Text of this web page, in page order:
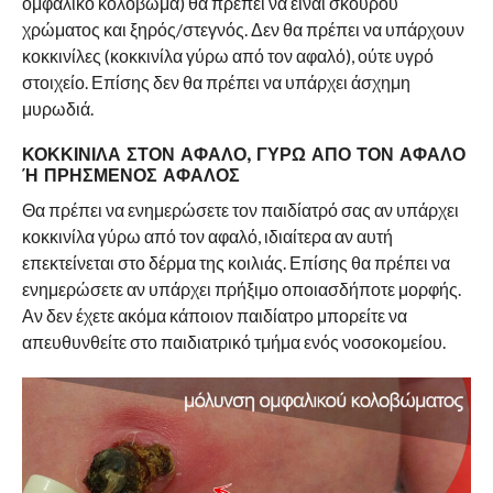
χρώματος και ξηρός/στεγνός. Δεν θα πρέπει να υπάρχουν
κοκκινίλες (κοκκινίλα γύρω από τον αφαλό), ούτε υγρό
στοιχείο. Επίσης δεν θα πρέπει να υπάρχει άσχημη
μυρωδιά.
ΚΟΚΚΙΝΙΛΑ ΣΤΟΝ ΑΦΑΛΟ, ΓΥΡΩ ΑΠΟ ΤΟΝ ΑΦΑΛΟ
Ή ΠΡΗΣΜΕΝΟΣ ΑΦΑΛΟΣ
Θα πρέπει να ενημερώσετε τον παιδίατρό σας αν υπάρχει
κοκκινίλα γύρω από τον αφαλό, ιδιαίτερα αν αυτή
επεκτείνεται στο δέρμα της κοιλιάς. Επίσης θα πρέπει να
ενημερώσετε αν υπάρχει πρήξιμο οποιασδήποτε μορφής.
Αν δεν έχετε ακόμα κάποιον παιδίατρο μπορείτε να
απευθυνθείτε στο παιδιατρικό τμήμα ενός νοσοκομείου.